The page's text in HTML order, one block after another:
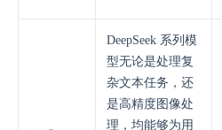
DeepSeek 系列模
型无论是处理复
杂文本任务，还
是高精度图像处
理，均能够为用